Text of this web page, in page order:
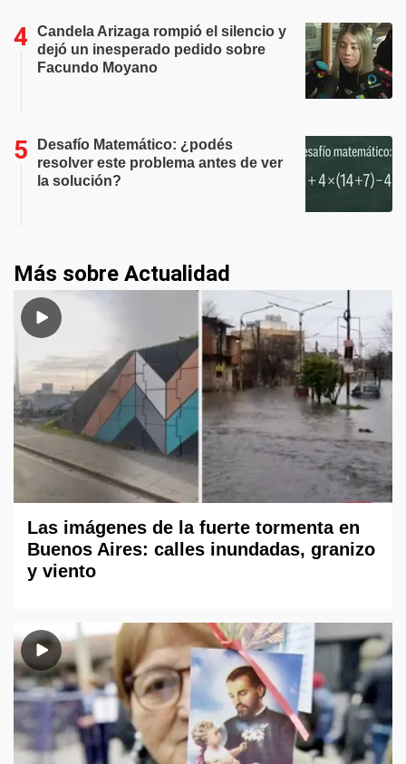
Candela Arizaga rompió el silencio y
dejó un inesperado pedido sobre
Facundo Moyano
Desafío Matemático: ¿podés
resolver este problema antes de ver
la solución?
Más sobre Actualidad
Las imágenes de la fuerte tormenta en
Buenos Aires: calles inundadas, granizo
y viento